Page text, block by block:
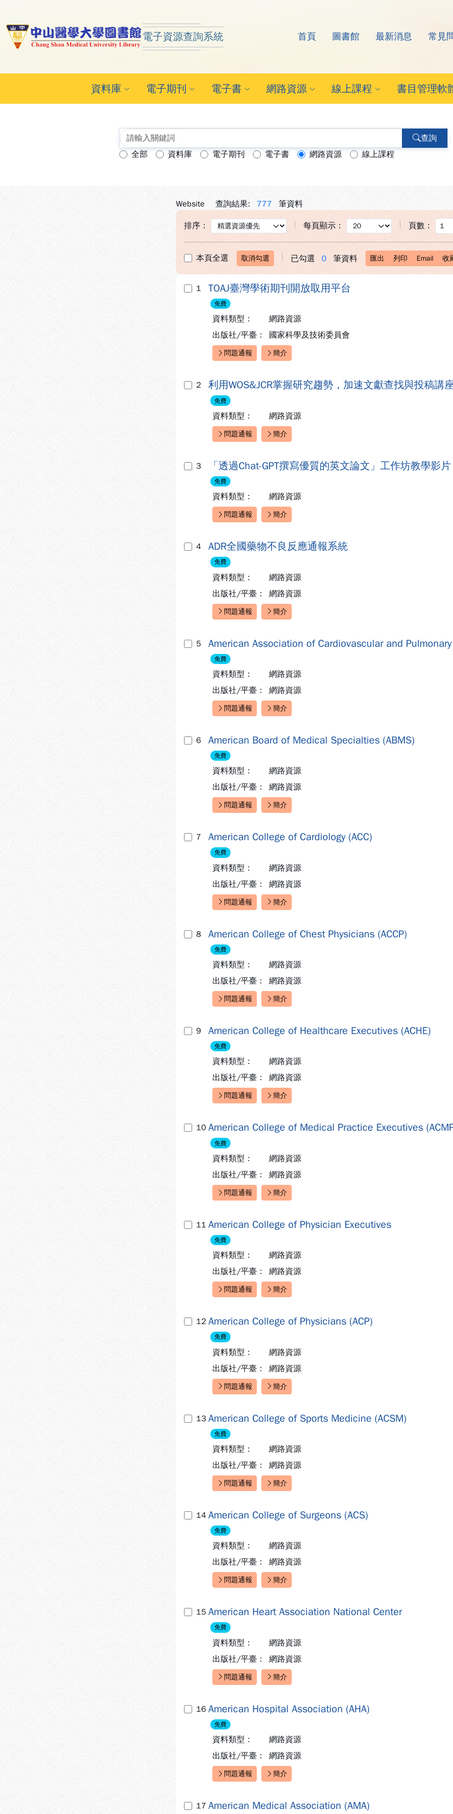
中山醫學大學圖書館 ReSearch Eyes電子資源查
電子資源查詢系統 首頁 圖書館 最新消息 常見
資料庫 電子期刊 電子書 網路資源 線上課程 書目管理軟
查詢
查詢模式：
全部 資料庫 電子期刊 電子書 網路資源 線上課程
Website 查詢結果: 777 筆資料
排序： 每頁顯示： 頁數：
本頁全選 取消勾選 已勾選 0 筆資料 匯出 列印 Email 收
1 TOAJ臺灣學術期刊開放取用平台
免費
資料類型：
網路資源
出版社/平臺：
國家科學及技術委員會
快速連結：
問題通報 簡介
2 利用WOS&JCR掌握研究趨勢，加速文獻查找與投稿講
免費
資料類型： 網路資源
快速連結：
問題通報 簡介
3 「透過Chat-GPT撰寫優質的英文論文」工作坊教學影片
免費
資料類型： 網路資源
快速連結：
問題通報 簡介
4 ADR全國藥物不良反應通報系統
免費
資料類型：
網路資源
出版社/平臺：
網路資源
快速連結：
問題通報 簡介
5 American Association of Cardiovascular and
免費
資料類型：
網路資源
出版社/平臺：
網路資源
快速連結：
問題通報 簡介
6 American Board of Medical Specialties (ABMS)
免費
資料類型：
網路資源
出版社/平臺：
網路資源
快速連結：
問題通報 簡介
7 American College of Cardiology (ACC)
免費
資料類型：
網路資源
出版社/平臺：
網路資源
快速連結：
問題通報 簡介
8 American College of Chest Physicians (ACCP)
免費
資料類型：
網路資源
出版社/平臺：
網路資源
快速連結：
問題通報 簡介
9 American College of Healthcare Executives (ACHE)
免費
資料類型：
網路資源
出版社/平臺：
網路資源
快速連結：
問題通報 簡介
10 American College of Medical Practice Executives
免費
資料類型：
網路資源
出版社/平臺：
網路資源
快速連結：
問題通報 簡介
11 American College of Physician Executives
免費
資料類型：
網路資源
出版社/平臺：
網路資源
快速連結：
問題通報 簡介
12 American College of Physicians (ACP)
免費
資料類型：
網路資源
出版社/平臺：
網路資源
快速連結：
問題通報 簡介
13 American College of Sports Medicine (ACSM)
免費
資料類型：
網路資源
出版社/平臺：
網路資源
快速連結：
問題通報 簡介
14 American College of Surgeons (ACS)
免費
資料類型：
網路資源
出版社/平臺：
網路資源
快速連結：
問題通報 簡介
15 American Heart Association National Center
免費
資料類型：
網路資源
出版社/平臺：
網路資源
快速連結：
問題通報 簡介
16 American Hospital Association (AHA)
免費
資料類型：
網路資源
出版社/平臺：
網路資源
快速連結：
問題通報 簡介
17 American Medical Association (AMA)